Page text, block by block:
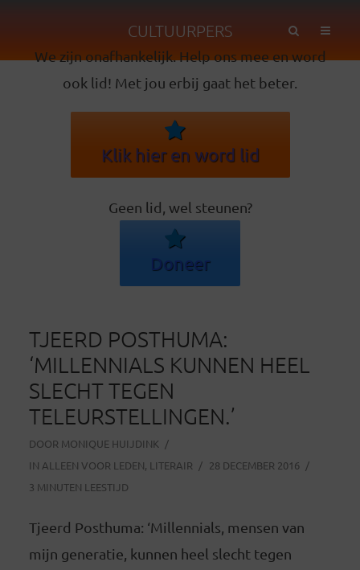
CULTUURPERS
We zijn onafhankelijk. Help ons mee en word
ook lid! Met jou erbij gaat het beter.
Klik hier en word lid
Geen lid, wel steunen?
Doneer
TJEERD POSTHUMA:
‘MILLENNIALS KUNNEN HEEL
SLECHT TEGEN
TELEURSTELLINGEN.’
DOOR MONIQUE HUIJDINK
IN ALLEEN VOOR LEDEN, LITERAIR
28 DECEMBER 2016
3 MINUTEN LEESTIJD
Tjeerd Posthuma: ‘Millennials, mensen van
mijn generatie, kunnen heel slecht tegen